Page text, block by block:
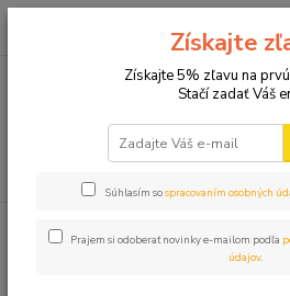
Preukaz Odchod do
Získajte
Získajte 5% zľavu na
Stačí zadať Váš
Súhlasím sospracovaním osobných
Prajem si odoberať novinky e-mailom podľa
údajov.